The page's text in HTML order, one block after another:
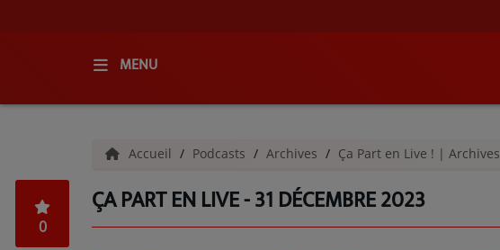
MENU
QUI SOMMES-NOUS ?
Accueil Podcasts Archives Ça Part en Live ! | Archives
ÇA PART EN LIVE - 31 DÉCEMBRE 2023
0